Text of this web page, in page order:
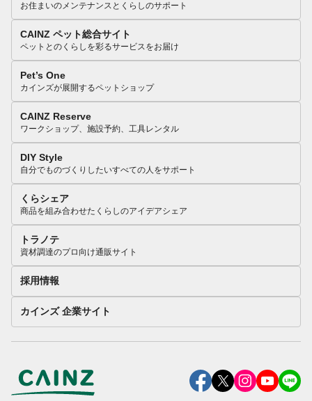
お住まいのメンテナンスとくらしのサポート
CAINZ ペット総合サイト
ペットとのくらしを彩るサービスをお届け
Pet’s One
カインズが展開するペットショップ
CAINZ Reserve
ワークショップ、施設予約、工具レンタル
DIY Style
自分でものづくりしたいすべての人をサポート
くらシェア
商品を組み合わせたくらしのアイデアシェア
トラノテ
資材調達のプロ向け通販サイト
採用情報
カインズ 企業サイト